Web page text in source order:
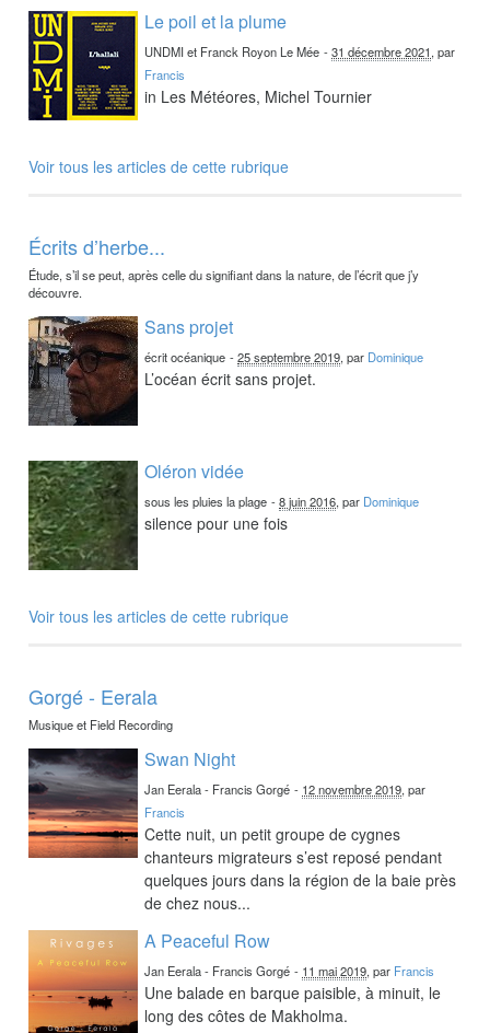
Le poil et la plume
UNDMI et Franck Royon Le Mée -31 décembre 2021, par
Francis
in Les Météores, Michel Tournier
Voir tous les articles de cette rubrique
Écrits d’herbe...
Étude, s’il se peut, après celle du signifiant dans la nature, de l’écrit que j’y
découvre.
Sans projet
écrit océanique -25 septembre 2019, par Dominique
L’océan écrit sans projet.
Oléron vidée
sous les pluies la plage -8 juin 2016, par Dominique
silence pour une fois
Voir tous les articles de cette rubrique
Gorgé - Eerala
Musique et Field Recording
Swan Night
Jan Eerala - Francis Gorgé - 12 novembre 2019, par
Francis
Cette nuit, un petit groupe de cygnes
chanteurs migrateurs s’est reposé pendant
quelques jours dans la région de la baie près
de chez nous...
A Peaceful Row
Jan Eerala - Francis Gorgé - 11 mai 2019, par Francis
Une balade en barque paisible, à minuit, le
long des côtes de Makholma.